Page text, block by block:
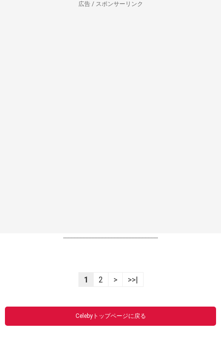
広告 / スポンサーリンク
----------------------------------------------------------------
1 2 > >>|
Celebyトップページに戻る